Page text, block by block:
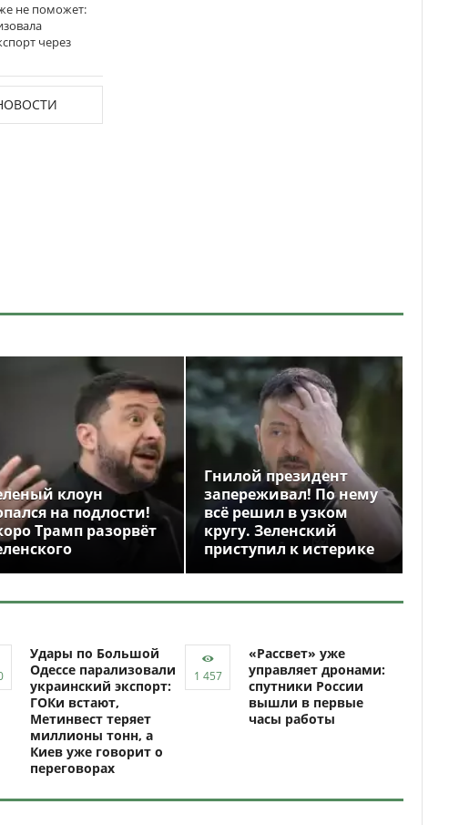
не поможет:
через
клоун
на подлости!
Трамп разорвёт
Гнилой президент
запереживал! По нему
всё решил в узком
кругу. Зеленский
приступил к истерике
Удары по Большой
Одессе парализовали
украинский экспорт:
ГОКи встают,
Метинвест теряет
миллионы тонн, а
Киев уже говорит о
переговорах
«Рассвет» уже
управляет дронами:
спутники России
вышли в первые
часы работы